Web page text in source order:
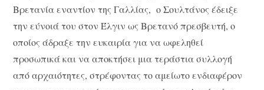
Βρετανία εναντίον της Γαλλίας, ο Σουλτάνος έδειξε
την εύνοιά του στον Έλγιν ως Βρετανό πρεσβευτή, ο
οποίος άδραξε την ευκαιρία για να ωφεληθεί
προσωπικά και να αποκτήσει μια τεράστια συλλογή
από αρχαιότητες, στρέφοντας το αμείωτο ενδιαφέρον